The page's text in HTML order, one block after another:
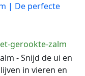
| De perfecte
gerookte-zalm
- Snijd de ui en
in vieren en